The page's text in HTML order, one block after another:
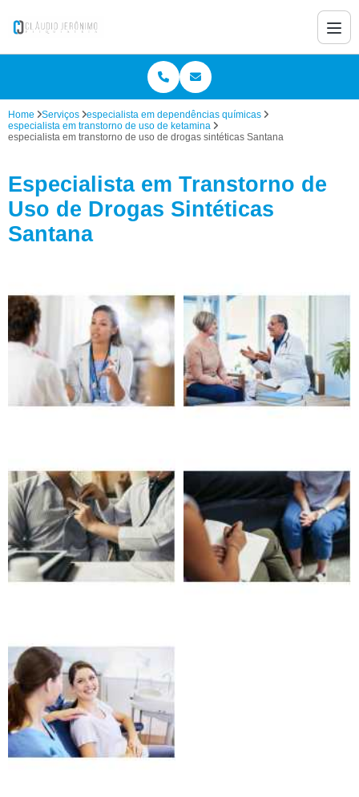
Home Serviços
especialista em dependências químicas
especialista em transtorno de uso de ketamina
especialista em transtorno de uso de drogas sintéticas Santana
Especialista em Transtorno de
Uso de Drogas Sintéticas
Santana